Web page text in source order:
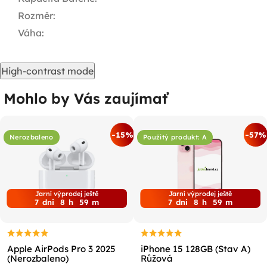
Rozměr:
Váha:
High-contrast mode
Mohlo by Vás zaujímať
Nerozbaleno -15%
Jarní výprodej ještě
7 dni 8 h 59 m
Apple AirPods Pro 3 2025
(Nerozbaleno)
Použitý produkt: A -57%
Jarní výprodej ještě
7 dni 8 h 59 m
iPhone 15 128GB (Stav A)
Růžová